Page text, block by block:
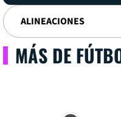
ALINEACIONES
MÁS DE